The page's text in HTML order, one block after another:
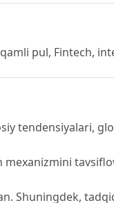
pul, Fintech,
tendensiyalari,
Shuningdek,